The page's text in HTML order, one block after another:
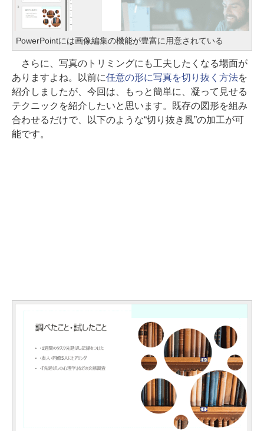
PowerPointには画像編集の機能が豊富に用意されている
さらに、写真のトリミングにも工夫したくなる場面が
ありますよね。以前に任意の形に写真を切り抜く方法を
紹介しましたが、今回は、もっと簡単に、凝って見せる
テクニックを紹介したいと思います。既存の図形を組み
合わせるだけで、以下のような“切り抜き風”の加工が可
能です。